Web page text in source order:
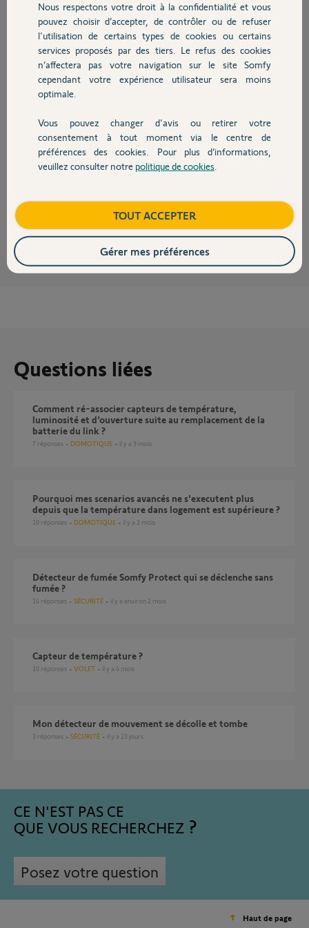
Chauffage
Autres produits
Devis avec un pro
Contact
il y a plus de 9 ans
Participer au fil de discussion
Réponses
Bonjour,
Le capteur Sunis mesure l'ensoleillement et le capteur Thermis mesure la
température (intérieure ou extérieure).
La position intermédiaire "My" n'est pas disponible avec toutes les
Robert P. il y a plus de 9 ans
Questions liées
Comment ré-associer capteurs de température,
luminosité et d’ouverture suite au remplacement de la
batterie du link ?
7 réponses DOMOTIQUE il y a 9 mois
Pourquoi mes scenarios avancés ne s'executent plus
depuis que la température dans logement est supérieure ?
10 réponses DOMOTIQUE il y a 2 mois
Détecteur de fumée Somfy Protect qui se déclenche sans
fumée ?
14 réponses SÉCURITÉ il y a environ 2 mois
Capteur de température ?
10 réponses VOLET il y a 4 mois
Mon détecteur de mouvement se décolle et tombe
3 réponses SÉCURITÉ il y a 23 jours
CE N'EST PAS CE
QUE VOUS RECHERCHEZ
Posez votre question
Haut de page
Nous respectons votre droit à la confidentialité et vous
pouvez choisir d’accepter, de contrôler ou de refuser
l'utilisation de certains types de cookies ou certains
services proposés par des tiers. Le refus des cookies
n’affectera pas votre navigation sur le site Somfy
cependant votre expérience utilisateur sera moins
optimale.
Vous pouvez changer d'avis ou retirer votre
consentement à tout moment via le centre de
préférences des cookies. Pour plus d’informations,
veuillez consulter notre politique de cookies
TOUT ACCEPTER
Gérer mes préférences